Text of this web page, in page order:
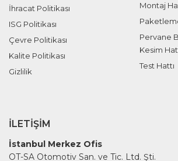
İhracat Politikası
ISG Politikası
Çevre Politikası
Kalite Politikası
Gizlilik
Montaj
Pervane
Kesim
Test Hattı
İLETIŞIM
İstanbul Merkez Ofis
OT-SA Otomotiv San. ve Tic. Ltd. Şti.